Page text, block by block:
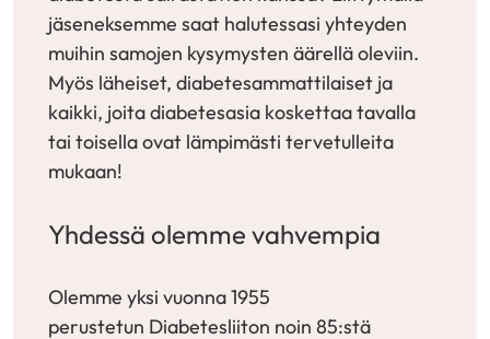
jäseneksemme saat halutessasi yhteyden
muihin samojen kysymysten äärellä oleviin.
Myös läheiset, diabetesammattilaiset ja
kaikki, joita diabetesasia koskettaa tavalla
tai toisella ovat lämpimästi tervetulleita
mukaan!
Yhdessä olemme vahvempia
Olemme yksi vuonna 1955
perustetun Diabetesliiton noin 85:stä